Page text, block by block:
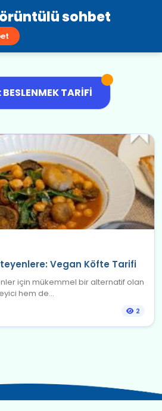
sohbet
BESLENMEK TARIFI
Vegan Köfte Tarifi
için mükemmel bir alternatif olan
hem de...
2